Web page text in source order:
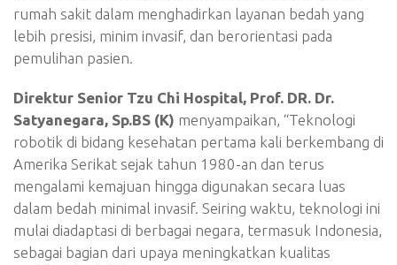
rumah sakit dalam menghadirkan layanan bedah yang
lebih presisi, minim invasif, dan berorientasi pada
pemulihan pasien.
Direktur Senior Tzu Chi Hospital, Prof. DR. Dr.
Satyanegara, Sp.BS (K) menyampaikan, “Teknologi
robotik di bidang kesehatan pertama kali berkembang di
Amerika Serikat sejak tahun 1980-an dan terus
mengalami kemajuan hingga digunakan secara luas
dalam bedah minimal invasif. Seiring waktu, teknologi ini
mulai diadaptasi di berbagai negara, termasuk Indonesia,
sebagai bagian dari upaya meningkatkan kualitas